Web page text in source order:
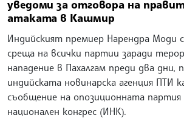
уведоми за отговора на
атаката в Кашмир
Индийският премиер Нарендра Моди
среща на всички партии заради
нападение в Пахалгам преди два дни,
индийската новинарска агенция ПТИ
съобщение на опозиционната партия
национален конгрес (ИНК).